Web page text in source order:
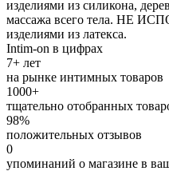
изделиями из силикона,
массажа всего тела. НЕ
изделиями из латекса.
Intim-on в цифрах
7+ лет
на рынке интимных товаров
1000+
тщательно отобранных
98%
положительных отзывов
0
упоминаний о магазине в